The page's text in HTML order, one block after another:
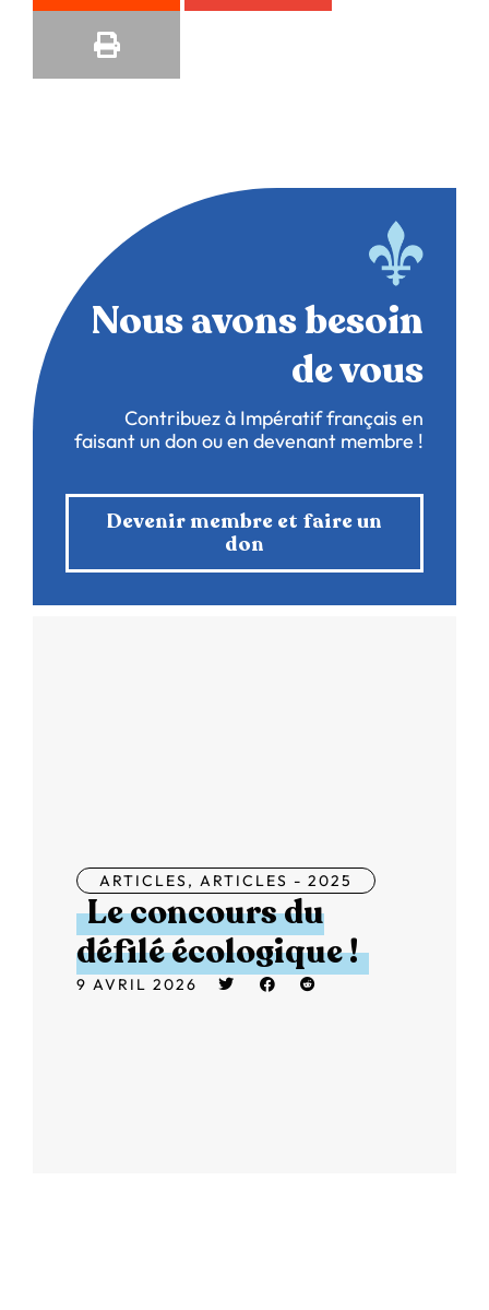
Nous avons besoin
de vous
Contribuez à Impératif français en
faisant un don ou en devenant membre !
Devenir membre et faire un
don
ARTICLES, ARTICLES - 2025
Le concours du
défilé écologique !
9 AVRIL 2026